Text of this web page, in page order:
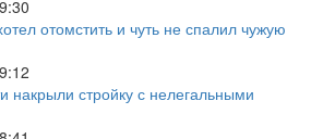
отомстить и чуть не спалил чужую
накрыли стройку с нелегальными